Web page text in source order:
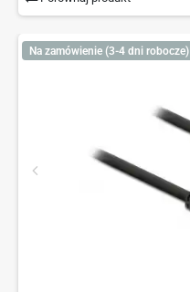
Na zamówienie (3-4 dni robocze)